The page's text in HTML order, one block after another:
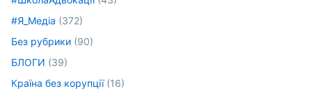
#Я_Медіа (372)
Без рубрики (90)
БЛОГИ (39)
Країна без корупції(16)